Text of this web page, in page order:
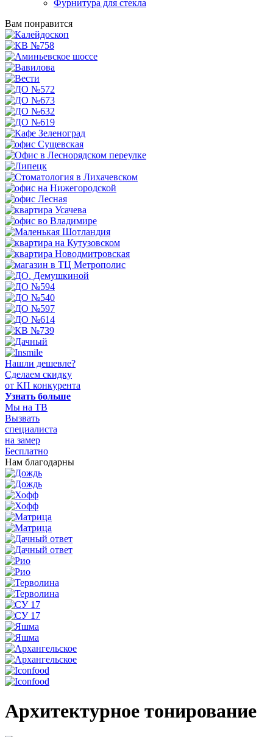
Фурнитура для стекла
Вам понравится
Нашли дешевле?
Сделаем скидку
от КП конкурента
Узнать больше
Мы на ТВ
Вызвать
специалиста
на замер
Бесплатно
Нам благодарны
Архитектурное тонирование